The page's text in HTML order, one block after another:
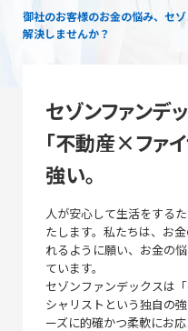
御社のお客様のお金の悩み、セ
解決しませんか？
セゾンファンデ
「不動産×ファ
強い。
人が安心して生活をする
たします。私たちは、お
れるように願い、お金の
ています。
セゾンファンデックスは
シャリストという独自の
ーズに的確かつ柔軟にお応